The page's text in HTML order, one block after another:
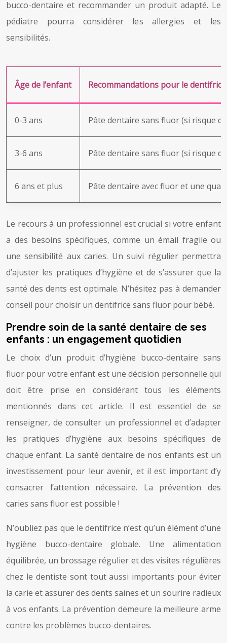
bucco-dentaire et recommander un produit adapté. Le
pédiatre pourra considérer les allergies et les
sensibilités.
Âge de l’enfant Recommandations pour le dentifrice
0-3 ans Pâte dentaire sans fluor (si risque
3-6 ans Pâte dentaire sans fluor (si risque
6 ans et plus Pâte dentaire avec fluor et une
Le recours à un professionnel est crucial si votre enfant
a des besoins spécifiques, comme un émail fragile ou
une sensibilité aux caries. Un suivi régulier permettra
d’ajuster les pratiques d’hygiène et de s’assurer que la
santé des dents est optimale. N’hésitez pas à demander
conseil pour choisir un dentifrice sans fluor pour bébé.
Prendre soin de la santé dentaire de ses
enfants : un engagement quotidien
Le choix d’un produit d’hygiène bucco-dentaire sans
fluor pour votre enfant est une décision personnelle qui
doit être prise en considérant tous les éléments
mentionnés dans cet article. Il est essentiel de se
renseigner, de consulter un professionnel et d’adapter
les pratiques d’hygiène aux besoins spécifiques de
chaque enfant. La santé dentaire de nos enfants est un
investissement pour leur avenir, et il est important d’y
consacrer l’attention nécessaire. La prévention des
caries sans fluor est possible !
N’oubliez pas que le dentifrice n’est qu’un élément d’une
hygiène bucco-dentaire globale. Une alimentation
équilibrée, un brossage régulier et des visites régulières
chez le dentiste sont tout aussi importants pour éviter
la carie et assurer des dents saines et un sourire radieux
à vos enfants. La prévention demeure la meilleure arme
contre les problèmes bucco-dentaires.